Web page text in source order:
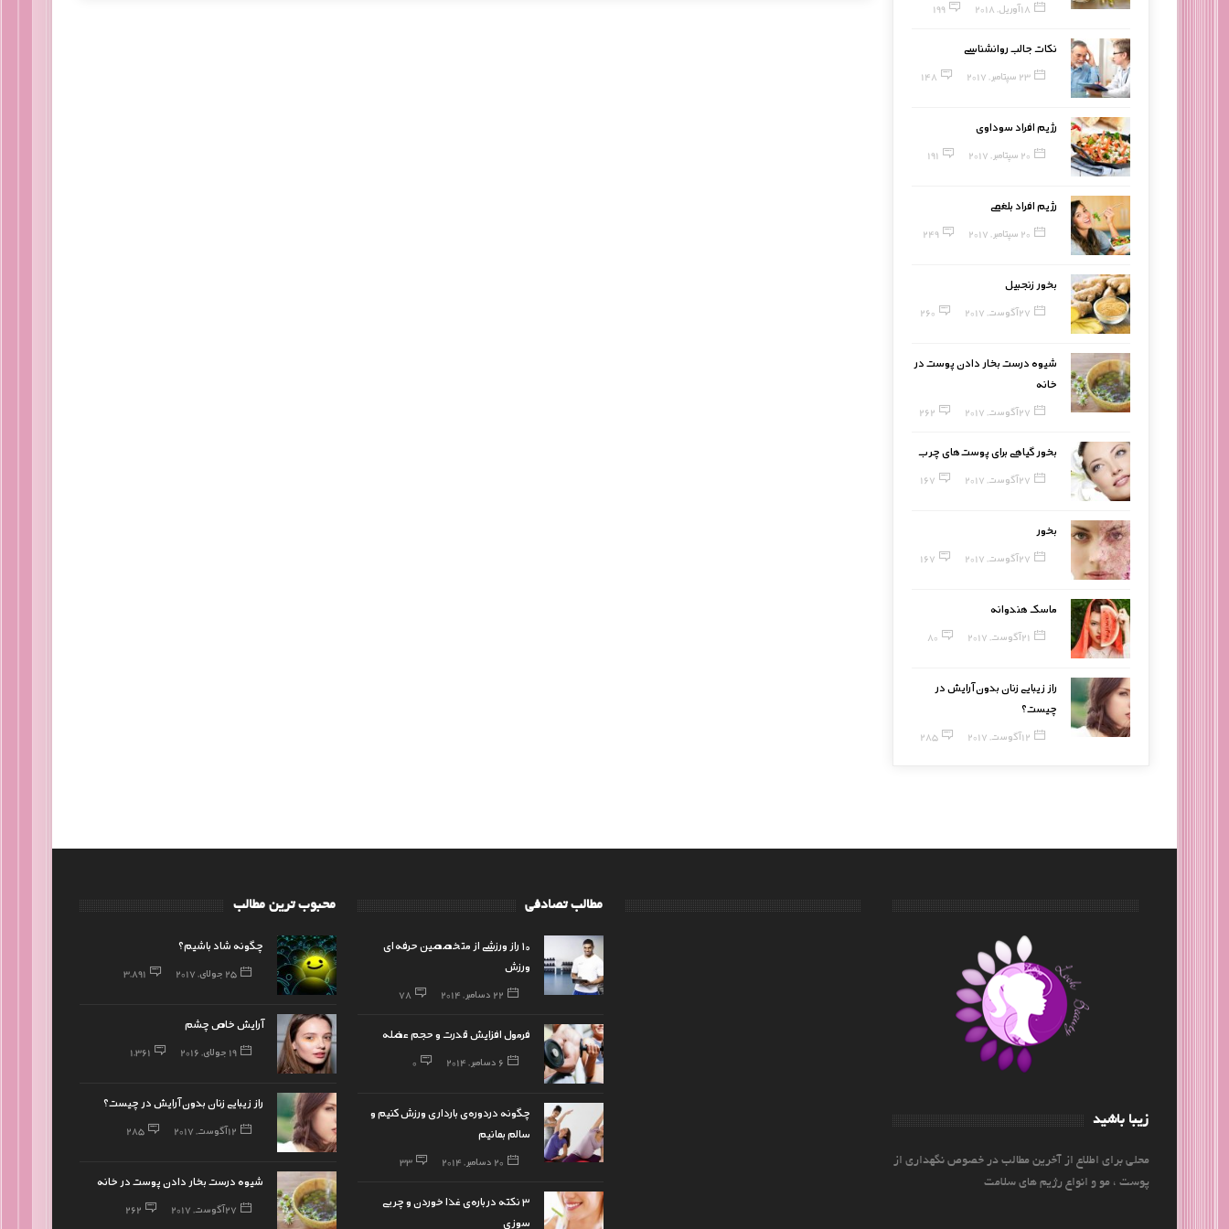
18 آوریل, 2018 199
نکات جالب روانشناسی
23 سپتامبر, 2017 148
رژیم افراد سوداوی
20 سپتامبر, 2017 191
رژیم افراد بلغمی
20 سپتامبر, 2017 249
بخور زنجبیل
27 آگوست, 2017 260
شیوه درست بخار دادن پوست در
خانه
27 آگوست, 2017 262
بخور گیاهی برای پوست‌های چرب
27 آگوست, 2017 167
بخور
27 آگوست, 2017 167
ماسک هندوانه
21 آگوست, 2017 80
راز زیبایی زنان بدون آرایش در
چیست؟
12 آگوست, 2017 285
محبوب ترین مطالب
چگونه شاد باشیم؟
25 جولای, 2017 3,891
آرایش خاص چشم
19 جولای, 2016 1,361
راز زیبایی زنان بدون آرایش در چیست؟
12 آگوست, 2017 285
شیوه درست بخار دادن پوست در خانه
27 آگوست, 2017 262
مطالب تصادفی
۱۰ راز ورزشی از متخصصین حرفه‌ای
ورزش
22 دسامبر, 2014 78
فرمول افزایش قدرت و حجم عضله
6 دسامبر, 2014 0
چگونه دردوره‌ی بارداری ورزش کنیم و
سالم بمانیم
20 دسامبر, 2014 33
۳ نکته درباره‌ی غذا خوردن و چربی
سوزی
زیبا باشید
محلی برای اطلاع از آخرین مطالب در خصوص نگهداری از
پوست ، مو و انواع رژیم های سلامت